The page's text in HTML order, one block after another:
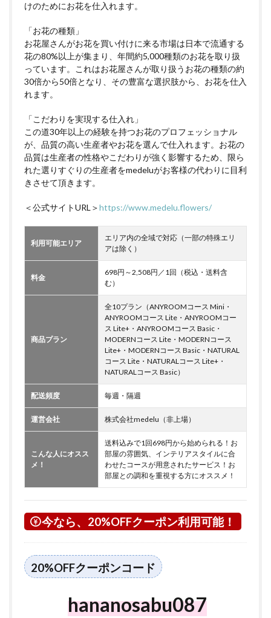
けのためにお花を仕入れます。
「お花の種類」
お花屋さんがお花を買い付けに来る市場は日本で流通する
花の80%以上が集まり、年間約5,000種類のお花を取り扱
っています。これはお花屋さんが取り扱うお花の種類の約
30倍から50倍となり、その豊富な選択肢から、お花を仕入
れます。
「こだわりを実現する仕入れ」
この道30年以上の経験を持つお花のプロフェッショナル
が、品質の高い生産者やお花を選んで仕入れます。お花の
品質は生産者の性格やこだわりが強く影響するため、限ら
れた選りすぐりの生産者をmedeluがお客様の代わりに目利
きさせて頂きます。
＜公式サイトURL＞https://www.medelu.flowers/
利用可能エリア
エリア内の全域で対応（一部の特殊エリ
アは除く）
料金
698円～2,508円／1回（税込・送料含
む）
商品プラン
全10プラン（ANYROOMコース Mini・
ANYROOMコース Lite・ANYROOMコー
ス Lite+・ANYROOMコース Basic・
MODERNコース Lite・MODERNコース
Lite+・MODERNコース Basic・NATURAL
コース Lite・NATURALコース Lite+・
NATURALコース Basic）
配送頻度 毎週・隔週
運営会社 株式会社medelu（非上場）
こんな人にオスス
メ！
送料込みで1回698円から始められる！お
部屋の雰囲気、インテリアスタイルに合
わせたコースが用意されたサービス！お
部屋との調和を重視する方にオススメ！
今なら、20%OFFクーポン利用可能！
20%OFFクーポンコード
hananosabu087